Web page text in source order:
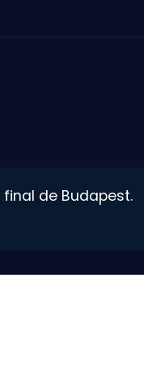
final de Budapest.